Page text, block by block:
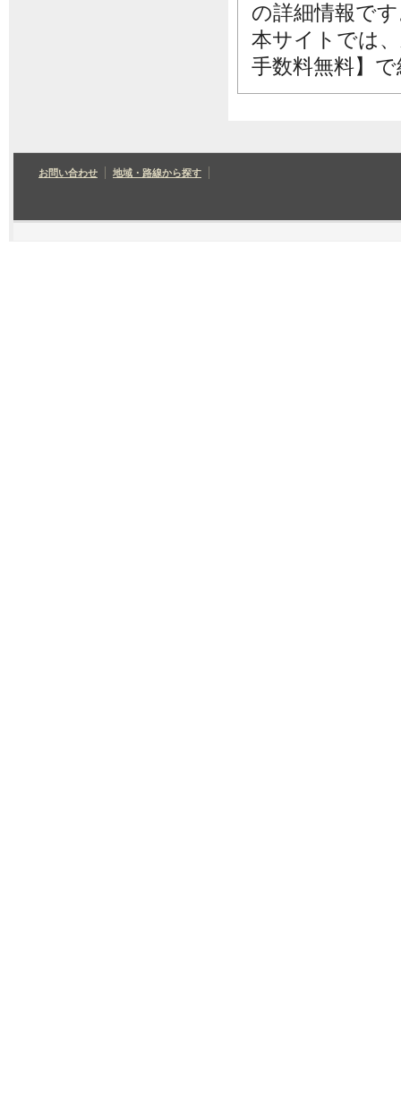
の詳細情報で
本サイトでは
手数料無料】
お問い合わせ 地域・路線から探す